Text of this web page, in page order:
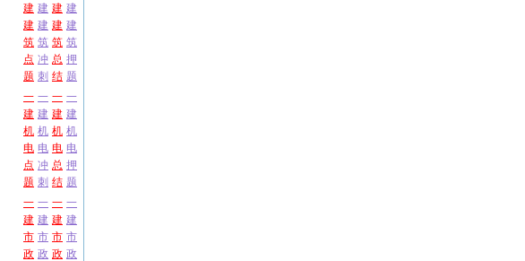
建
建
筑
点
题
建
建
筑
冲
刺
建
建
筑
总
结
建
建
筑
押
题
一
建
机
电
点
题
一
建
机
电
冲
刺
一
建
机
电
总
结
一
建
机
电
押
题
一
建
市
政
一
建
市
政
一
建
市
政
一
建
市
政